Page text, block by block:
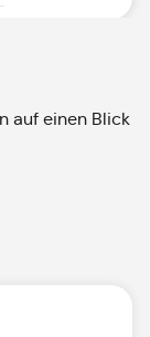
auf einen Blick